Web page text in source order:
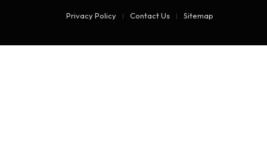
Privacy Policy Contact Us Sitemap